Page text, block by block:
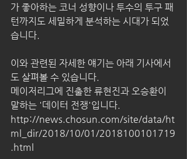
가 좋아하는 코너 성향이나 투수의 투구 패
턴까지도 세밀하게 분석하는 시대가 되었
습니다.
이와 관련된 자세한 얘기는 아래 기사에서
도 살펴볼 수 있습니다.
메이저리그에 진출한 류현진과 오승환이
말하는 '데이터 전쟁'입니다.
http://news.chosun.com/site/data/ht
ml_dir/2018/10/01/2018100101719
.html